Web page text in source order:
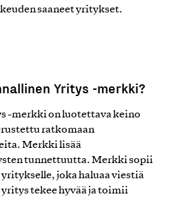
saaneet yritykset.
Yritys -merkki?
-merkki on luotettava keino
ratkomaan
Merkki lisää
tunnettuutta. Merkki sopii
joka haluaa viestiä
tekee hyvää ja toimii